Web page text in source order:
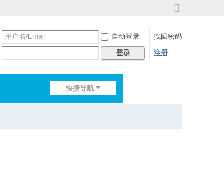
到
自动登录
找回密码
登录 注册
快捷导航